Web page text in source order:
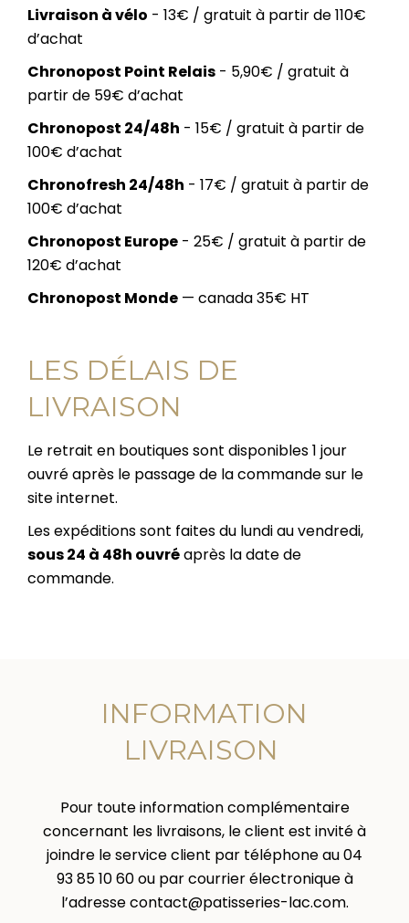
Livraison à vélo - 13€ / gratuit à partir de 110€
d’achat
Chronopost Point Relais - 5,90€ / gratuit à
partir de 59€ d’achat
Chronopost 24/48h - 15€ / gratuit à partir de
100€ d’achat
Chronofresh 24/48h - 17€ / gratuit à partir de
100€ d’achat
Chronopost Europe - 25€ / gratuit à partir de
120€ d’achat
Chronopost Monde — canada 35€ HT
LES DÉLAIS DE
LIVRAISON
Le retrait en boutiques sont disponibles 1 jour
ouvré après le passage de la commande sur le
site internet.
Les expéditions sont faites du lundi au vendredi,
sous 24 à 48h ouvréaprès la date de
commande.
INFORMATION
LIVRAISON
Pour toute information complémentaire
concernant les livraisons, le client est invité à
joindre le service client par téléphone au 04
93 85 10 60 ou par courrier électronique à
l’adresse contact@patisseries-lac.com.